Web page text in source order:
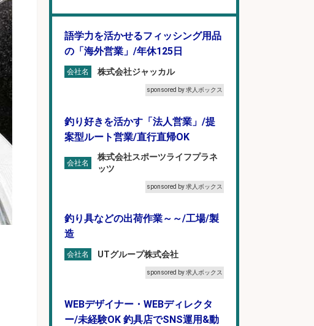
語学力を活かせるフィッシング用品
の「海外営業」/年休125日
会社名 株式会社ジャッカル
sponsored by 求人ボックス
釣り好きを活かす「法人営業」/提
案型ルート営業/直行直帰OK
会社名
株式会社スポーツライフプラネ
ッツ
sponsored by 求人ボックス
釣り具などの出荷作業～～/工場/製
造
会社名 UTグループ株式会社
sponsored by 求人ボックス
WEBデザイナー・WEBディレクタ
ー/未経験OK 釣具店でSNS運用&動